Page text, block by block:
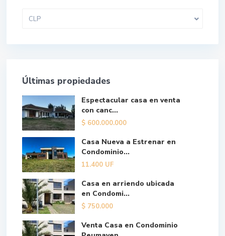
CLP
Últimas propiedades
Espectacular casa en venta
con canc...
$ 600.000.000
Casa Nueva a Estrenar en
Condominio...
11.400 UF
Casa en arriendo ubicada
en Condomi...
$ 750.000
Venta Casa en Condominio